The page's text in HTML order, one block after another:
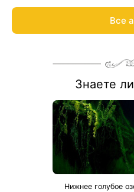
категории «Стандарт» и
размещении
Весь период проживания
акции:8
Все
Знаете
Нижнее голубое